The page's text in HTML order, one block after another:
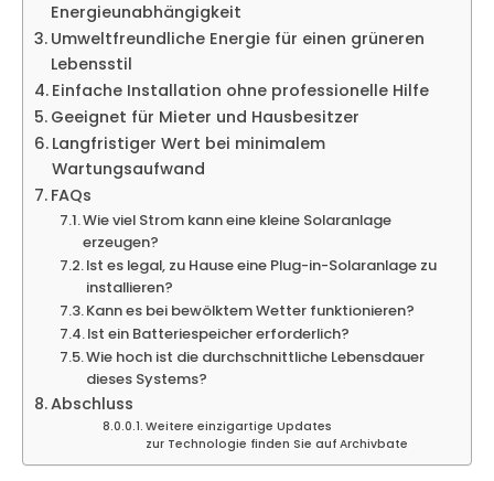
Energieunabhängigkeit
Umweltfreundliche Energie für einen grüneren
Lebensstil
Einfache Installation ohne professionelle Hilfe
Geeignet für Mieter und Hausbesitzer
Langfristiger Wert bei minimalem
Wartungsaufwand
FAQs
Wie viel Strom kann eine kleine Solaranlage
erzeugen?
Ist es legal, zu Hause eine Plug-in-Solaranlage zu
installieren?
Kann es bei bewölktem Wetter funktionieren?
Ist ein Batteriespeicher erforderlich?
Wie hoch ist die durchschnittliche Lebensdauer
dieses Systems?
Abschluss
Weitere einzigartige Updates
zur Technologie finden Sie auf Archivbate